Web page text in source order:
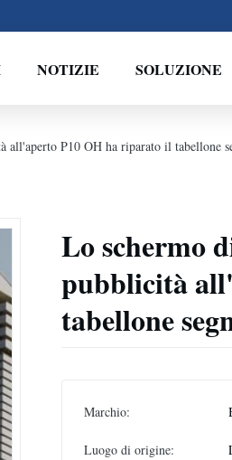
NOTIZIE SOLUZIONE
P10 OH ha riparato il tabellone
Lo schermo
pubblicità
tabellone
Marchio:
Luogo di origine: